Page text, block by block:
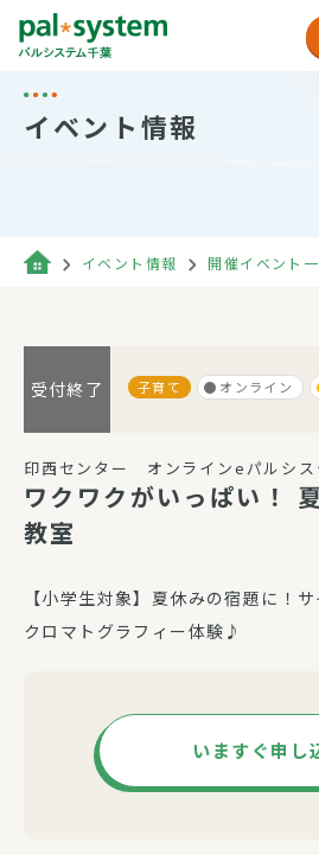
イベント情報
イベント情報 開催イベント
受付終了 子育て オンライン
印西センター オンラインeパルシ
ワクワクがいっぱい！
教室
【小学生対象】夏休みの宿題に！
クロマトグラフィー体験♪
いますぐ申し